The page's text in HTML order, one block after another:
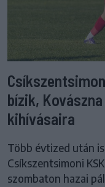
bízik,
kihívásaira
Több évtized után
Csíkszentsimoni
szombaton hazai